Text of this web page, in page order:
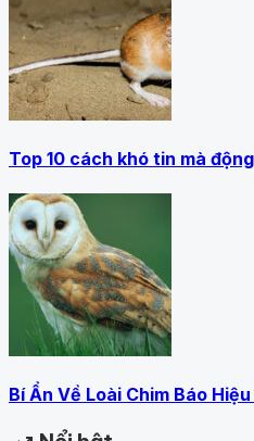
Top 10 cách khó tin mà
Bí Ẩn Về Loài Chim Báo